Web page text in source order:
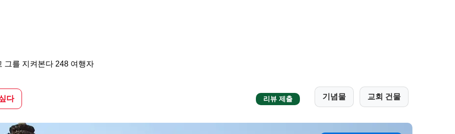
그를 지켜본다 248 여행자
다 리뷰 제출 기념물 교회 건물